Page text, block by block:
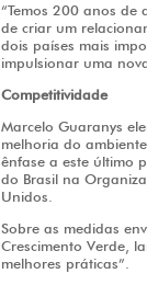
“Temos 200 anos
de criar um
dois países mais
impulsionar uma
Competitividade
Marcelo Guaranys
melhoria do
ênfase a este último
do Brasil na
Unidos.
Sobre as medidas
Crescimento Verde,
melhores práticas”.